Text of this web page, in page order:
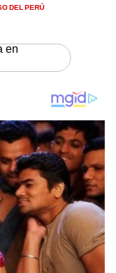
DEL PERÚ
en